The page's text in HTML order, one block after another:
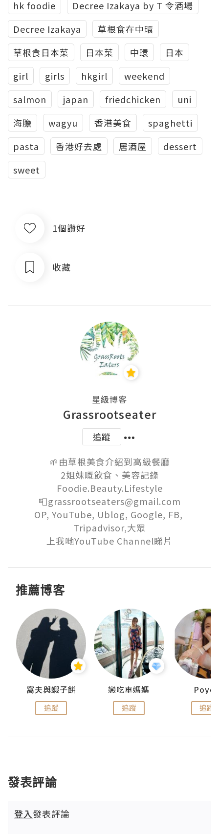
hk foodie
Decree Izakaya by T 令酒場
Decree Izakaya
草根食在中環
草根食日本菜
日本菜 中環
日本
girl
girls hkgirl
weekend
salmon
japan friedchicken
uni
海膽
wagyu 香港美食
spaghetti
pasta
香港好去處 居酒屋
dessert
sweet
1個讚好
收藏
星級博客
Grassrootseater
追蹤
🌱由草根美食介紹到高級餐廳
2姐妹嘅飲食、美容記錄
Foodie.Beauty.Lifestyle
📮grassrootseaters@gmail.com
OP, YouTube, Ublog, Google, FB,
Tripadvisor,大眾
上我哋YouTube Channel睇片
推薦博客
窩夫與蝦子餅
追蹤
戀吃車媽媽
追蹤 追蹤
發表評論
登入發表評論